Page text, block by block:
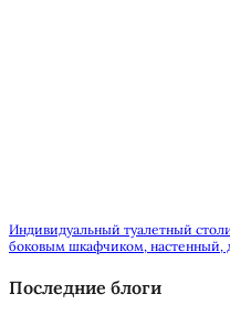
Индивидуальный туалетный
боковым шкафчиком, настенный,
Последние блоги